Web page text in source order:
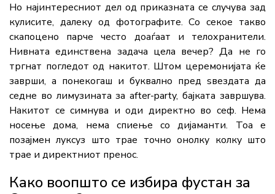
Но најинтересниот дел од приказната се случува зад
кулисите, далеку од фотографите. Со секое такво
скапоцено парче често доаѓаат и телохранители.
Нивната единствена задача цела вечер? Да не го
тргнат погледот од накитот. Штом церемонијата ќе
заврши, а понекогаш и буквално пред ѕвездата да
седне во лимузината за after-party, бајката завршува.
Накитот се симнува и оди директно во сеф. Нема
носење дома, нема спиење со дијаманти. Тоа е
позајмен луксуз што трае точно онолку колку што
трае и директниот пренос.
Како воопшто се избира фустан за